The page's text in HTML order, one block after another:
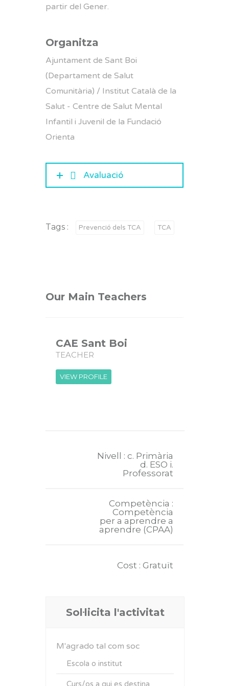
partir del Gener.
Organitza
Ajuntament de Sant Boi
(Departament de Salut
Comunitària) / Institut Català de la
Salut - Centre de Salut Mental
Infantil i Juvenil de la Fundació
Orienta
Avaluació
Tags : Prevenció dels TCA TCA
Our Main Teachers
CAE Sant Boi
TEACHER
VIEW PROFILE
Nivell : c. Primària
d. ESO i.
Professorat
Competència :
Competència
per a aprendre a
aprendre (CPAA)
Cost : Gratuït
Sol·licita l'activitat
M'agrado tal com soc